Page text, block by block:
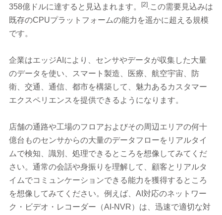
358億ドルに達すると見込まれます。
[2].この需要見込みは
既存のCPUプラットフォームの能力を遥かに超える規模
です。
企業はエッジAIにより、センサやデータが収集した大量
のデータを使い、スマート製造、医療、航空宇宙、防
衛、交通、通信、都市を構築して、魅力あるカスタマー
エクスペリエンスを提供できるようになります。
店舗の通路や工場のフロアおよびその周辺エリアの何十
億台ものセンサからの大量のデータフローをリアルタイ
ムで検知、識別、処理できるところを想像してみてくだ
さい。通常の会話や身振りを理解して、顧客とリアルタ
イムでコミュンケーションできる能力を獲得するところ
を想像してみてください。例えば、AI対応のネットワー
ク・ビデオ・レコーダー（AI-NVR）は、迅速で適切な対